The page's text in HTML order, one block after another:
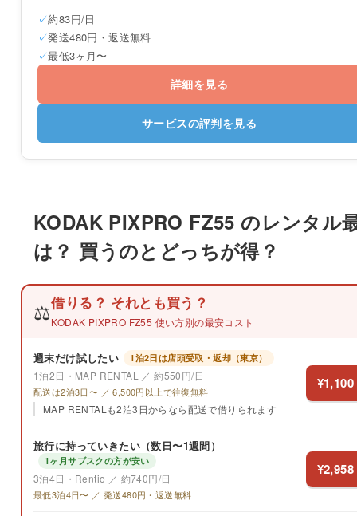
約83円/日
発送480円・返送無料
最低3ヶ月〜
詳細を見る
サービスの評判を見る
KODAK PIXPRO FZ55 のレンタル
は？ 買うのとどっちが得？
⚖️借りる？ それとも買う？
KODAK PIXPRO FZ55 使い方別の最安コスト
週末だけ試したい 1泊2日は店頭受取・返却（東京）
1泊2日・MAP RENTAL ／ 約550円/日
配送は2泊3日〜 ／ 6,500円以上で往復無料
MAP RENTALも2泊3日からなら配送で借りられます
¥1,100
旅行に持っていきたい（数日〜1週間）
1ヶ月サブスクの方が安い
3泊4日・Rentio ／ 約740円/日
最低3泊4日〜 ／ 発送480円・返送無料
¥2,958